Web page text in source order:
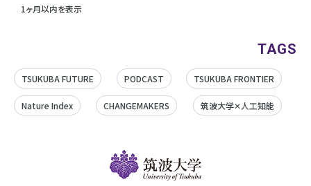
1ヶ月以内を表示
TAGS
TSUKUBA FUTURE PODCAST TSUKUBA FRONTIER
Nature Index CHANGEMAKERS 筑波大学✕人工知能